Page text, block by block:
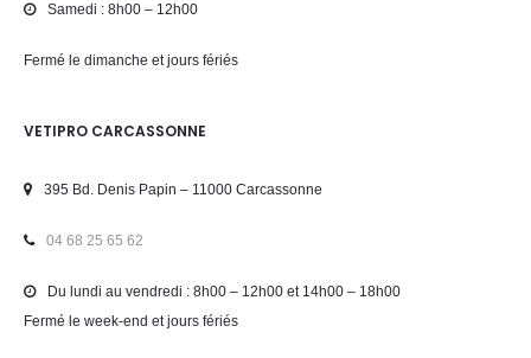
Samedi : 8h00 – 12h00
Fermé le dimanche et jours fériés
VETIPRO CARCASSONNE
395 Bd. Denis Papin – 11000 Carcassonne
04 68 25 65 62
Du lundi au vendredi : 8h00 – 12h00 et 14h00 – 18h00
Fermé le week-end et jours fériés